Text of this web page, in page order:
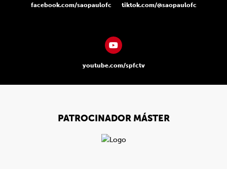
facebook.com/saopaulofc tiktok.com/@saopaulofc
youtube.com/spfctv
PATROCINADOR MÁSTER